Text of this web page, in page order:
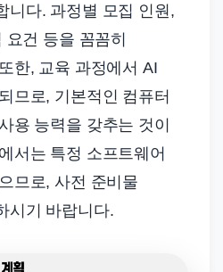
니다. 과정별 모집 인원,
요건 등을 꼼꼼히
한, 교육 과정에서 AI
므로, 기본적인 컴퓨터
용 능력을 갖추는 것이
서는 특정 소프트웨어
므로, 사전 준비물
시기 바랍니다.